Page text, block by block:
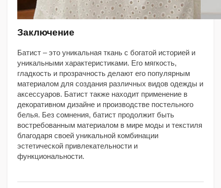
Заключение
Батист – это уникальная ткань с богатой историей и
уникальными характеристиками. Его мягкость,
гладкость и прозрачность делают его популярным
материалом для создания различных видов одежды и
аксессуаров. Батист также находит применение в
декоративном дизайне и производстве постельного
белья. Без сомнения, батист продолжит быть
востребованным материалом в мире моды и текстиля
благодаря своей уникальной комбинации
эстетической привлекательности и
функциональности.